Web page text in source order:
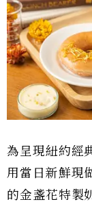
為呈現紐約
用當日新鮮現
的金盞花特製